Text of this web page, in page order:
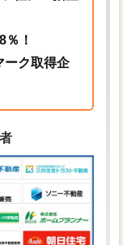
％！
ーク取得企